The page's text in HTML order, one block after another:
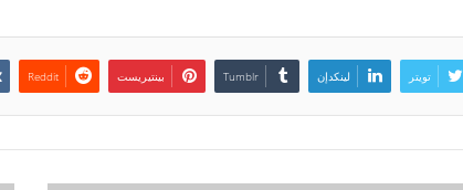
تويتر لينكدإن بينتيريست